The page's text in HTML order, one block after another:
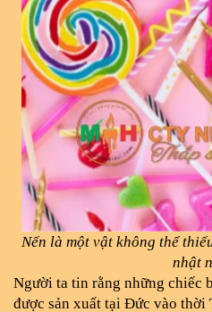
Nến là một vật không thể
nhật
Người ta tin rằng những chiếc
được sản xuất tại Đức vào thời